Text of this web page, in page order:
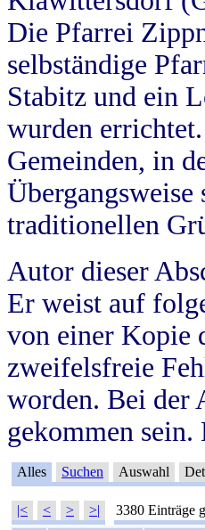
Die Pfarrei
selbständige
Stabitz und ein
wurden
Gemeinden, in
traditionellen
Autor dieser
Er weist auf
von einer Kopie
zweifelsfreie
worden. Bei der
gekommen
Alles Suchen Auswahl
|< < > >| 3380 Einträge